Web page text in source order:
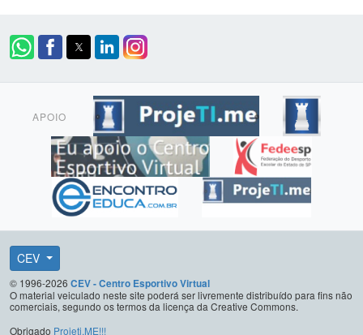
APOIO
CEV
© 1996-2026 CEV - Centro Esportivo Virtual
O material veiculado neste site poderá ser livremente distribuído para fins não
comerciais, segundo os termos da licença da Creative Commons.
Obrigado Projeti.ME!!!